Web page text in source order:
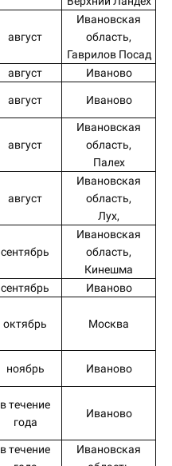
август
Ивановская
область,
Гаврилов Посад
август
Иваново
август Иваново
август
Ивановская
область,
Палех
август
Ивановская
область,
Лух,
сентябрь
Ивановская
область,
Кинешма
сентябрь
Иваново
октябрь Москва
ноябрь Иваново
в течение
года
Иваново
в течение
Ивановская